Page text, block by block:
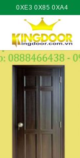
0XE3 0X85 0XA4